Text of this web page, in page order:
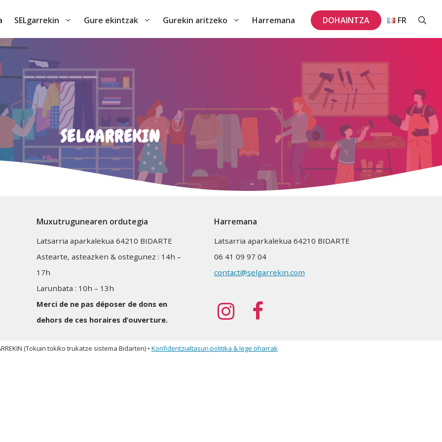
SELgarrekin Gure ekintzak Gurekin aritzeko Harremana DOHAINTZA FR
SELGARREKIN
Muxutrugunearen ordutegia
Latsarria aparkalekua 64210 BIDARTE
Astearte, asteazken & ostegunez : 14h –
17h
Larunbata : 10h – 13h
Merci de ne pas déposer de dons en
dehors de ces horaires d’ouverture.
Harremana
Latsarria aparkalekua 64210 BIDARTE
06 41 09 97 04
contact@selgarrekin.com
(Tokian tokiko trukatze sistema Bidarten) • Konfidentzialtasun politika & lege oharrak